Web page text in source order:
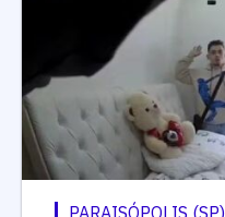
PARAISÓPOLIS (SP)